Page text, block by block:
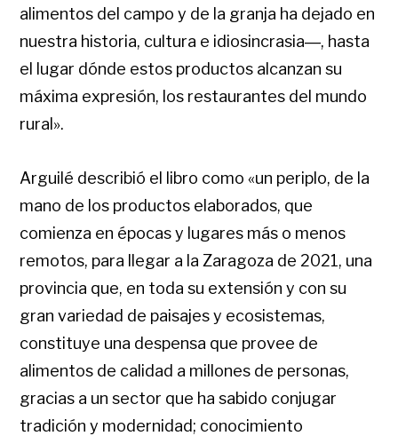
alimentos del campo y de la granja ha dejado en
nuestra historia, cultura e idiosincrasia―, hasta
el lugar dónde estos productos alcanzan su
máxima expresión, los restaurantes del mundo
rural».
Arguilé describió el libro como «un periplo, de la
mano de los productos elaborados, que
comienza en épocas y lugares más o menos
remotos, para llegar a la Zaragoza de 2021, una
provincia que, en toda su extensión y con su
gran variedad de paisajes y ecosistemas,
constituye una despensa que provee de
alimentos de calidad a millones de personas,
gracias a un sector que ha sabido conjugar
tradición y modernidad; conocimiento